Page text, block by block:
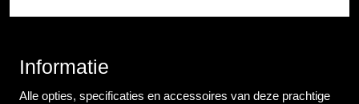
Informatie
Alle opties, specificaties en accessoires van deze prachtige